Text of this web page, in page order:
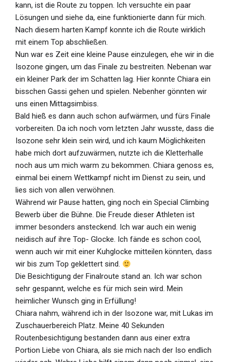
kann, ist die Route zu toppen. Ich versuchte ein paar
Lösungen und siehe da, eine funktionierte dann für mich.
Nach diesem harten Kampf konnte ich die Route wirklich
mit einem Top abschließen.
Nun war es Zeit eine kleine Pause einzulegen, ehe wir in die
Isozone gingen, um das Finale zu bestreiten. Nebenan war
ein kleiner Park der im Schatten lag. Hier konnte Chiara ein
bisschen Gassi gehen und spielen. Nebenher gönnten wir
uns einen Mittagsimbiss.
Bald hieß es dann auch schon aufwärmen, und fürs Finale
vorbereiten. Da ich noch vom letzten Jahr wusste, dass die
Isozone sehr klein sein wird, und ich kaum Möglichkeiten
habe mich dort aufzuwärmen, nutzte ich die Kletterhalle
noch aus um mich warm zu bekommen. Chiara genoss es,
einmal bei einem Wettkampf nicht im Dienst zu sein, und
lies sich von allen verwöhnen.
Während wir Pause hatten, ging noch ein Special Climbing
Bewerb über die Bühne. Die Freude dieser Athleten ist
immer besonders ansteckend. Ich war auch ein wenig
neidisch auf ihre Top- Glocke. Ich fände es schon cool,
wenn auch wir mit einer Kuhglocke mitteilen könnten, dass
wir bis zum Top geklettert sind.
Die Besichtigung der Finalroute stand an. Ich war schon
sehr gespannt, welche es für mich sein wird. Mein
heimlicher Wunsch ging in Erfüllung!
Chiara nahm, während ich in der Isozone war, mit Lukas im
Zuschauerbereich Platz. Meine 40 Sekunden
Routenbesichtigung bestanden dann aus einer extra
Portion Liebe von Chiara, als sie mich nach der Iso endlich